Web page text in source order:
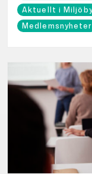
Aktuellt i
Medlemsnyheter